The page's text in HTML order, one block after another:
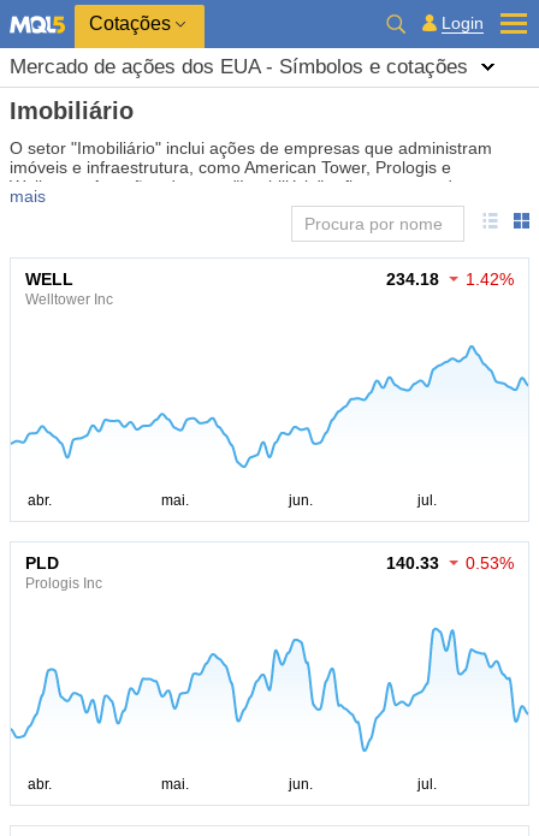
Cotações Login
Mercado de ações dos EUA - Símbolos e cotações
Imobiliário
O setor "Imobiliário" inclui ações de empresas que administram
imóveis e infraestrutura, como American Tower, Prologis e
Welltower. As ações do setor "Imobiliário" refletem as mudanças
nos mercados de imóveis comerciais e residenciais, as tendências
de aluguel e os investimentos no setor de construção. Investidores
acompanham as ações do setor "Imobiliário" para avaliar o
potencial de renda com aluguéis e valorização de imóveis. As ações
do "Imobiliário" tendem a ser estáveis no longo prazo,
proporcionando dividendos e proteção contra a inflação.
mais
WELL
Welltower Inc
234.18 1.42%
PLD
Prologis Inc
140.33 0.53%